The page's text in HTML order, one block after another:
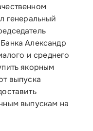
генеральный
Александр
и среднего
якорным
выпуска
выпускам на